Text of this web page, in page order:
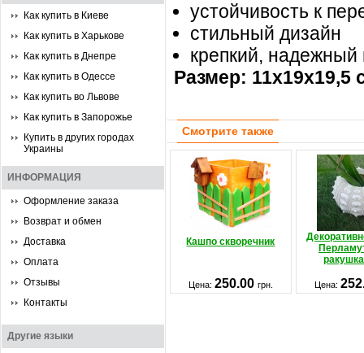
Как купить в Киеве
Как купить в Харькове
Как купить в Днепре
Как купить в Одессе
Как купить во Львове
Как купить в Запорожье
Купить в других городах
Украины
ИНФОРМАЦИЯ
Оформление заказа
Возврат и обмен
Доставка
Оплата
Отзывы
Контакты
Другие языки
устойчивость к
стильный дизайн
крепкий, надежный
Размер: 11х19х19,5
Смотрите также
Кашпо скворечник
Цена: 250.00 грн. Цена: